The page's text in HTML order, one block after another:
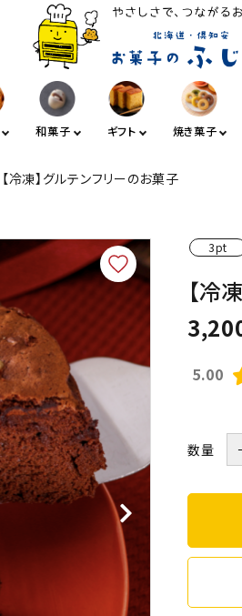
和菓子 ギフト 焼き菓子
【冷凍】グルテンフリーのお菓子
3pt
【冷
5.00
数量